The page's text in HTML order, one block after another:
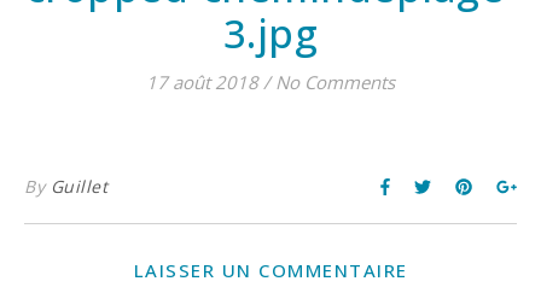
3.jpg
17 août 2018 / No Comments
By Guillet
LAISSER UN COMMENTAIRE